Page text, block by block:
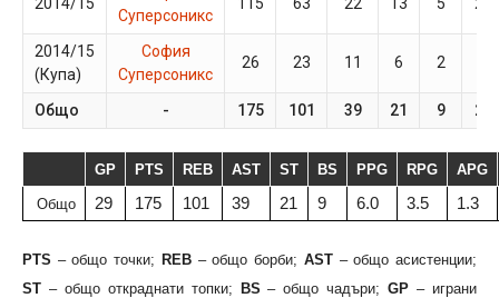
Суперсоникс
2014/15
(Купа)
София
Суперсоникс
26 23 11 6 2
Общо - 175 101 39 21 9 29
GP PTS REB AST ST BS PPG RPG APG
Общо 29 175 101 39 21 9 6.0 3.5 1.3
PTS – общо точки; REB– общо борби; AST– общо асистенции;
ST – общо откраднати топки; BS – общо чадъри;GP – играни